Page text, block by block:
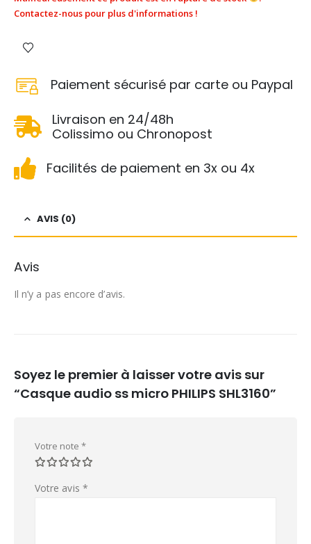
Contactez-nous pour plus d'informations !
Paiement sécurisé par carte ou Paypal
Livraison en 24/48h
Colissimo ou Chronopost
Facilités de paiement en 3x ou 4x
AVIS (0)
Avis
Il n’y a pas encore d’avis.
Soyez le premier à laisser votre avis sur
“Casque audio ss micro PHILIPS SHL3160”
Votre note *
Votre avis *